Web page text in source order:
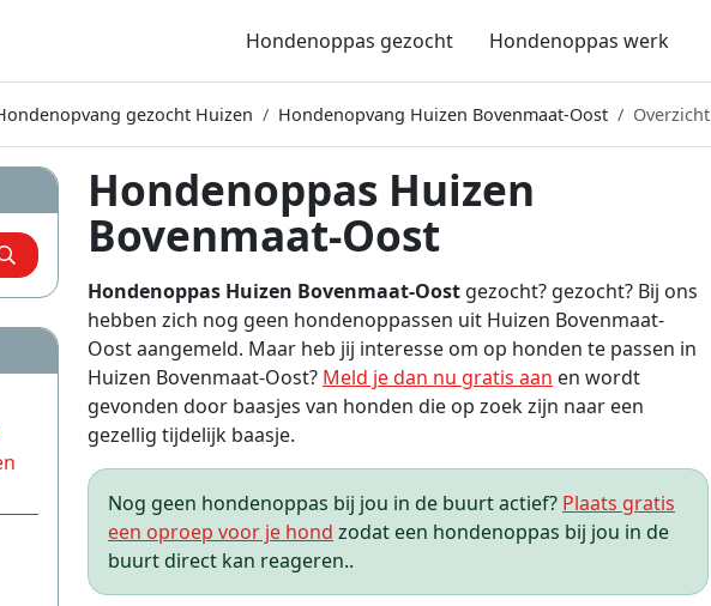
Hondenoppas gezocht Hondenoppas werk
gezocht Huizen Hondenopvang Huizen Bovenmaat-Oost Overzicht
Hondenoppas Huizen
Bovenmaat-Oost
Hondenoppas Huizen Bovenmaat-Oost gezocht? gezocht? Bij ons
hebben zich nog geen hondenoppassen uit Huizen Bovenmaat-
Oost aangemeld. Maar heb jij interesse om op honden te passen in
Huizen Bovenmaat-Oost? Meld je dan nu gratis aan en wordt
gevonden door baasjes van honden die op zoek zijn naar een
gezellig tijdelijk baasje.
Nog geen hondenoppas bij jou in de buurt actief? Plaats gratis
een oproep voor je hond zodat een hondenoppas bij jou in de
buurt direct kan reageren..